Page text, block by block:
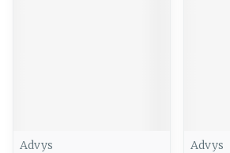
Advys
Advys